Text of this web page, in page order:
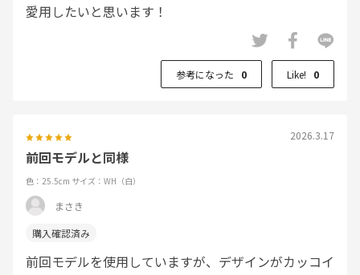
愛用したいと思います！
参考になった 0 Like! 0
2026.3.17
前回モデルと同様
色：25.5cm サイズ：WH（白）
まさき
前回モデルを使用していますが、デザインがカッコイ